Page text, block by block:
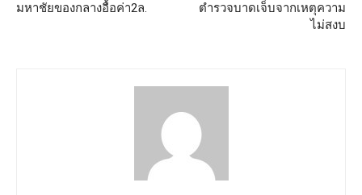
มหาชัยของกลางอื้อค่า2ล.
ตำรวจบาดเจ็บจากเหตุความ
ไม่สงบ